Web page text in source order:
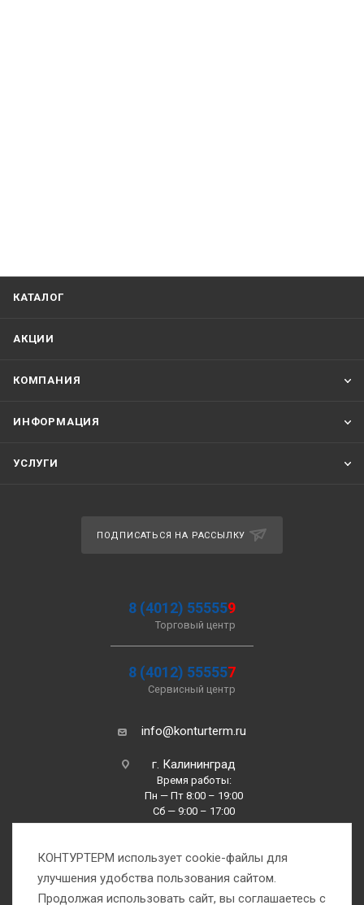
КАТАЛОГ
АКЦИИ
КОМПАНИЯ
ИНФОРМАЦИЯ
УСЛУГИ
ПОДПИСАТЬСЯ НА РАССЫЛКУ
8 (4012) 555559
Торговый центр
8 (4012) 555557
Сервисный центр
info@konturterm.ru
г. Калининград
Время работы:
Пн — Пт 8:00 – 19:00
Сб — 9:00 – 17:00
Вс —10:00 – 16:00
КОНТУРТЕРМ использует cookie-файлы для
улучшения удобства пользования сайтом.
Продолжая использовать сайт, вы соглашаетесь с